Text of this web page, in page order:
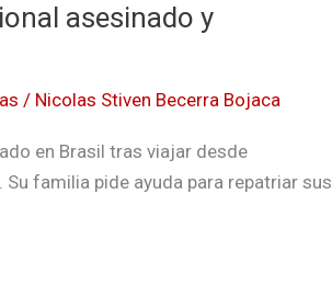
asesinado y
/ Nicolas Stiven Becerra Bojaca
en Brasil tras viajar desde
familia pide ayuda para repatriar sus